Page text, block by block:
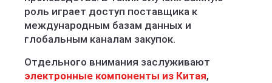
роль играет доступ поставщика к
международным базам данных и
глобальным каналам закупок.
Отдельного внимания заслуживают
электронные компоненты из Китая,